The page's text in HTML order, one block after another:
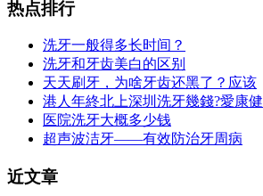
热点排行
洗牙一般得多长时间？
洗牙和牙齿美白的区别
天天刷牙，为啥牙齿还黑了？应该
港人年終北上深圳洗牙幾錢?愛康健
医院洗牙大概多少钱
超声波洁牙——有效防治牙周病
近文章